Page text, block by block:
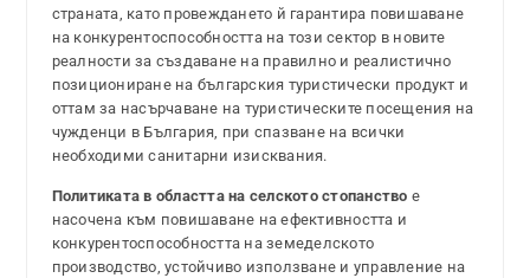
страната, като провеждането й гарантира повишаване
на конкурентоспособността на този сектор в новите
реалности за създаване на правилно и реалистично
позициониране на българския туристически продукт и
оттам за насърчаване на туристическите посещения на
чужденци в България, при спазване на всички
необходими санитарни изисквания.
Политиката в областта на селското стопанство е
насочена към повишаване на ефективността и
конкурентоспособността на земеделското
производство, устойчиво използване и управление на